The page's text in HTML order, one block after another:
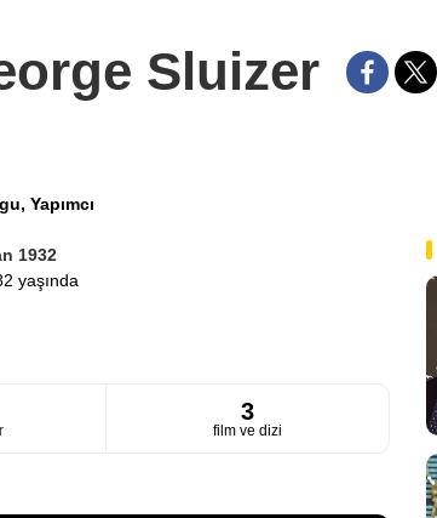
Sluizer
Yapımcı
1932
yaşında
3
film ve dizi